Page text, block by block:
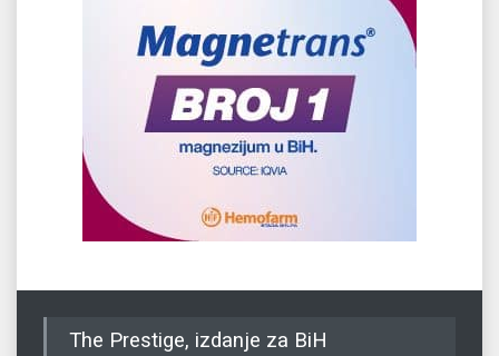
The Prestige, izdanje za BiH